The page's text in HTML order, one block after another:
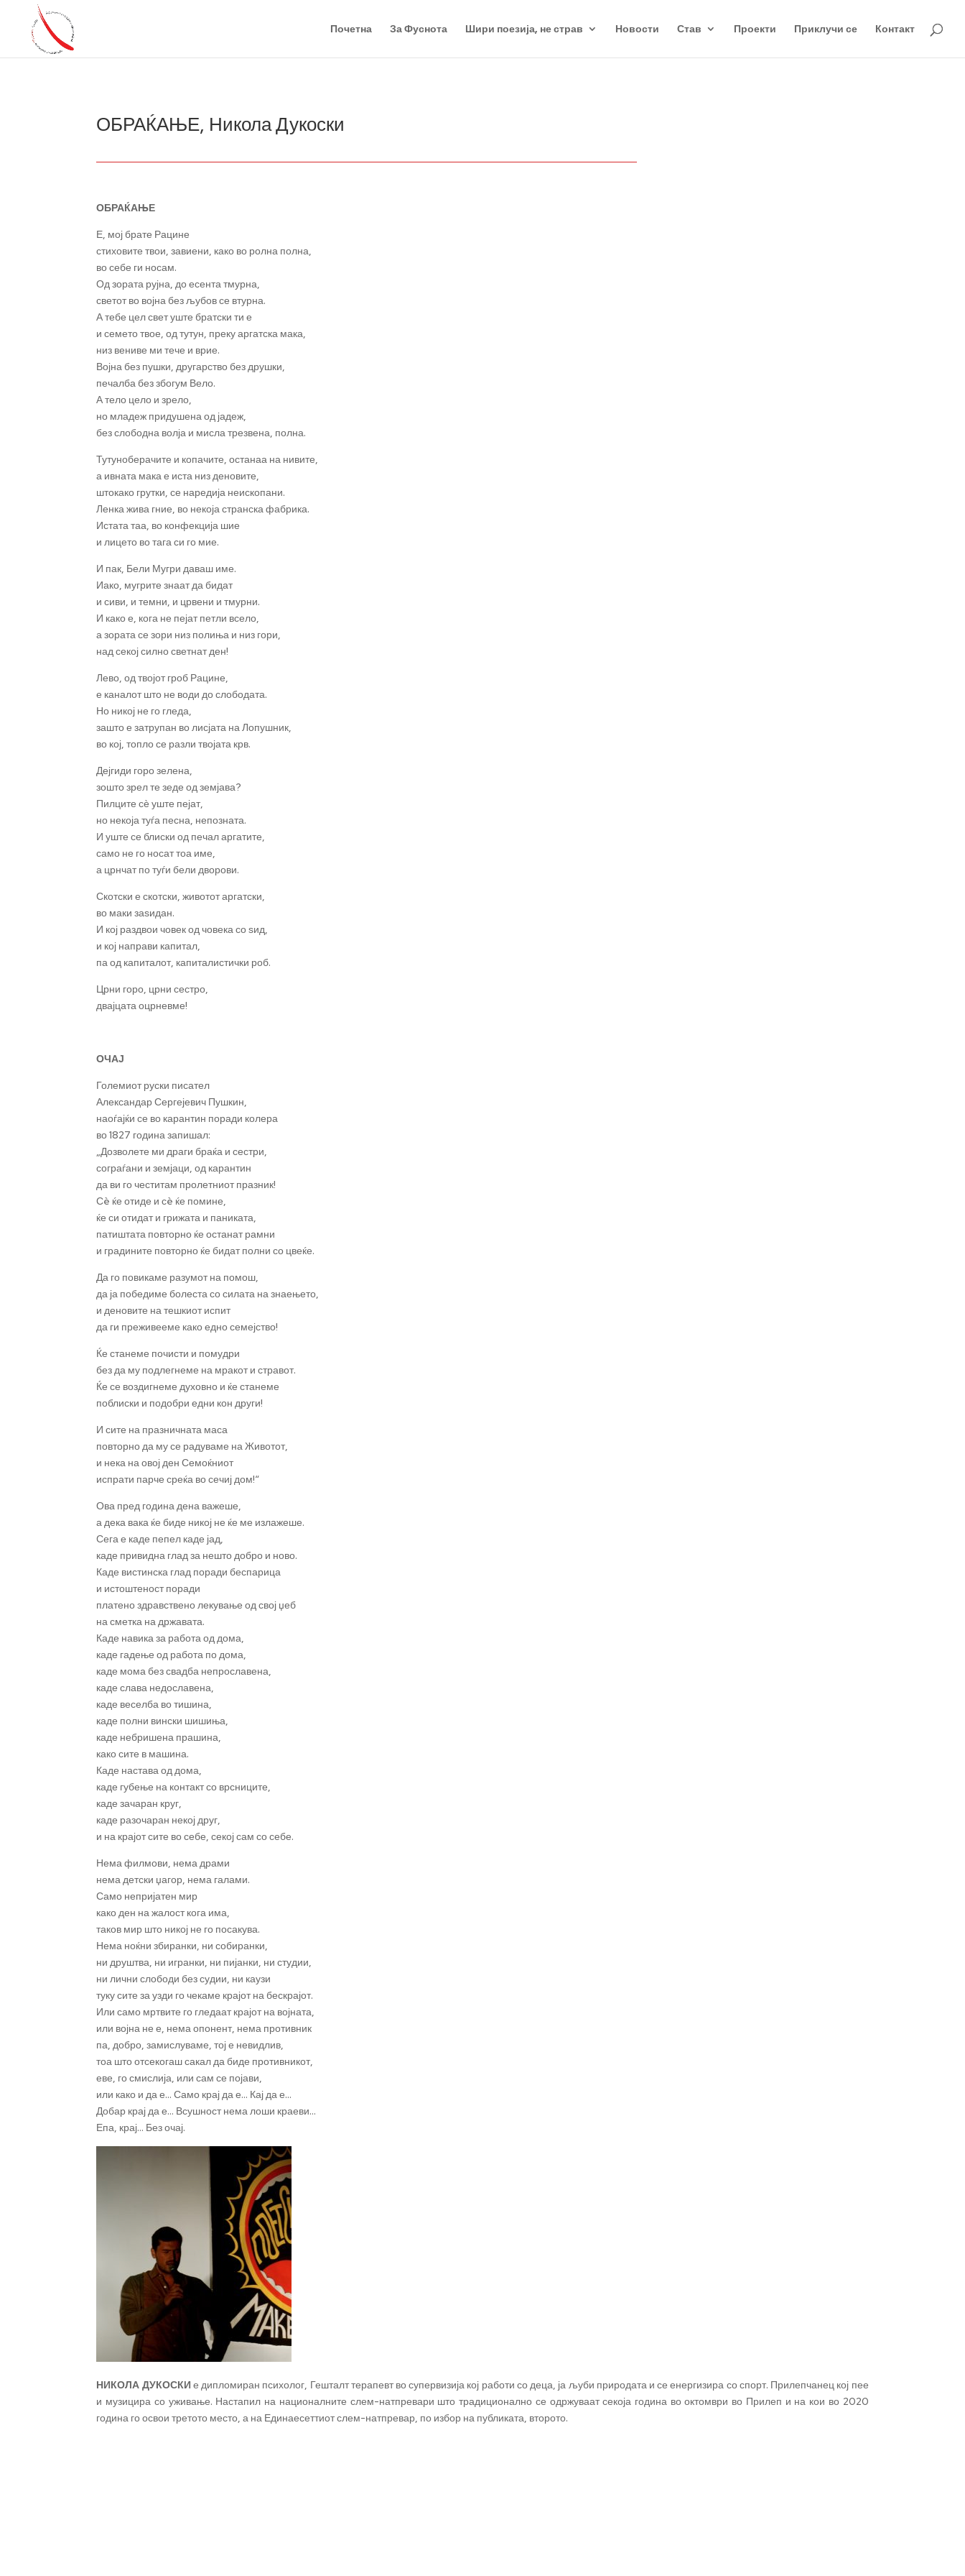
Почетна За Фуснота Шири поезија, не страв Новости Став Проекти Приклучи се Контакт
ОБРАЌАЊЕ, Никола Дукоски
ОБРАЌАЊЕ
Е, мој брате Рацине
стиховите твои, завиени, како во ролна полна,
во себе ги носам.
Од зората рујна, до есента тмурна,
светот во војна без љубов се втурна.
А тебе цел свет уште братски ти е
и семето твое, од тутун, преку аргатска мака,
низ вениве ми тече и врие.
Војна без пушки, другарство без друшки,
печалба без збогум Вело.
А тело цело и зрело,
но младеж придушена од јадеж,
без слободна волја и мисла трезвена, полна.
Тутуноберачите и копачите, останаа на нивите,
а ивната мака е иста низ деновите,
штокако грутки, се наредија неископани.
Ленка жива гние, во некоја странска фабрика.
Истата таа, во конфекција шие
и лицето во тага си го мие.
И пак, Бели Мугри даваш име.
Иако, мугрите знаат да бидат
и сиви, и темни, и црвени и тмурни.
И како е, кога не пејат петли всело,
а зората се зори низ полиња и низ гори,
над секој силно светнат ден!
Лево, од твојот гроб Рацине,
е каналот што не води до слободата.
Но никој не го гледа,
зашто е затрупан во лисјата на Лопушник,
во кој, топло се разли твојата крв.
Дејгиди горо зелена,
зошто зрел те зеде од земјава?
Пилците сѐ уште пејат,
но некоја туѓа песна, непозната.
И уште се блиски од печал аргатите,
само не го носат тоа име,
а црнчат по туѓи бели дворови.
Скотски е скотски, животот аргатски,
во маки заѕидан.
И кој раздвои човек од човека со ѕид,
и кој направи капитал,
па од капиталот, капиталистички роб.
Црни горо, црни сестро,
двајцата оцрневме!
ОЧАЈ
Големиот руски писател
Александар Сергејевич Пушкин,
наоѓајќи се во карантин поради колера
во 1827 година запишал:
„Дозволете ми драги браќа и сестри,
сограѓани и земјаци, од карантин
да ви го честитам пролетниот празник!
Сè ќе отиде и сè ќе помине,
ќе си отидат и грижата и паниката,
патиштата повторно ќе останат рамни
и градините повторно ќе бидат полни со цвеќе.
Да го повикаме разумот на помош,
да ја победиме болеста со силата на знаењето,
и деновите на тешкиот испит
да ги преживееме како едно семејство!
Ќе станеме почисти и помудри
без да му подлегнеме на мракот и стравот.
Ќе се воздигнеме духовно и ќе станеме
поблиски и подобри едни кон други!
И сите на празничната маса
повторно да му се радуваме на Животот,
и нека на овој ден Семоќниот
испрати парче среќа во сечиј дом!“
Ова пред година дена важеше,
а дека вака ќе биде никој не ќе ме излажеше.
Сега е каде пепел каде јад,
каде привидна глад за нешто добро и ново.
Каде вистинска глад поради беспарица
и истоштеност поради
платено здравствено лекување од свој џеб
на сметка на државата.
Каде навика за работа од дома,
каде гадење од работа по дома,
каде мома без свадба непрославена,
каде слава недославена,
каде веселба во тишина,
каде полни вински шишиња,
каде небришена прашина,
како сите в машина.
Каде настава од дома,
каде губење на контакт со врсниците,
каде зачаран круг,
каде разочаран некој друг,
и на крајот сите во себе, секој сам со себе.
Нема филмови, нема драми
нема детски џагор, нема галами.
Само непријатен мир
како ден на жалост кога има,
таков мир што никој не го посакува.
Нема ноќни збиранки, ни собиранки,
ни друштва, ни игранки, ни пијанки, ни студии,
ни лични слободи без судии, ни каузи
туку сите за узди го чекаме крајот на бескрајот.
Или само мртвите го гледаат крајот на војната,
или војна не е, нема опонент, нема противник
па, добро, замислуваме, тој е невидлив,
тоа што отсекогаш сакал да биде противникот,
еве, го смислија, или сам се појави,
или како и да е… Само крај да е… Кај да е…
Добар крај да е… Всушност нема лоши краеви…
Епа, крај… Без очај.
НИКОЛА ДУКОСКИ е дипломиран психолог, Гешталт терапевт во супервизија кој работи со деца, ја љуби природата и се енергизира со спорт. Прилепчанец кој пее
и музицира со уживање. Настапил на националните слем-натпревари што традиционално се одржуваат секоја година во октомври во Прилеп и на кои во 2020
година го освои третото место, а на Единаесеттиот слем-натпревар, по избор на публиката, второто.